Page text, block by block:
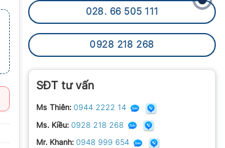
028. 66 505 111
0928 218 268
SĐT tư vấn
Ms Thiên: 0944 2222 14
Ms. Kiều: 0928 218 268
Mr. Khanh: 0948 999 654